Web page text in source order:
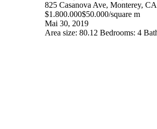
825 Casanova Ave, Monterey, CA
$1.800.000$50.000/square m
Mai 30, 2019
Area size: 80.12 Bedrooms: 4